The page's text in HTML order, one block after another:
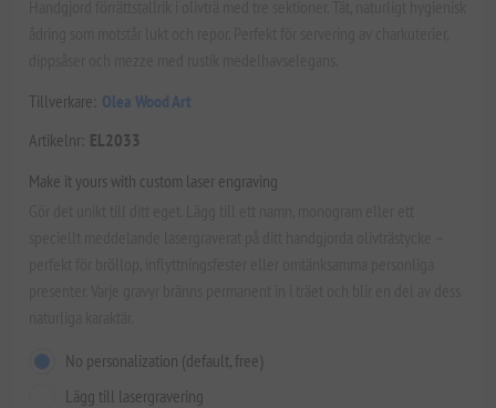
Tillverkare: Olea Wood Art
Artikelnr: EL2033
Make it yours with custom laser engraving
No personalization (default, free)
Lägg till lasergravering